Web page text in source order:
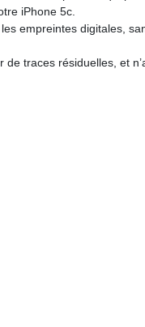
iPhone 5c.
empreintes digitales,
traces résiduelles, et